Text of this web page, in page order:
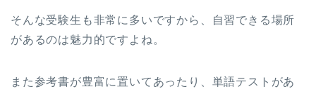
そんな受験生も非常に多いですから、自習できる場所
があるのは魅力的ですよね。
また参考書が豊富に置いてあったり、単語テストがあ